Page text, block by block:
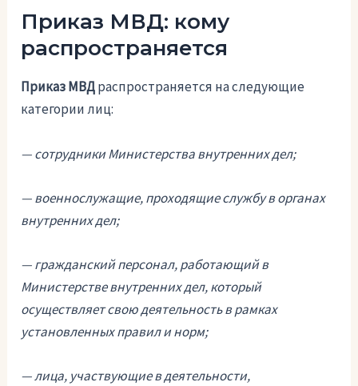
Приказ МВД: кому
распространяется
Приказ МВДраспространяется на следующие
категории лиц:
— сотрудники Министерства внутренних дел;
— военнослужащие, проходящие службу в органах
внутренних дел;
— гражданский персонал, работающий в
Министерстве внутренних дел, который
осуществляет свою деятельность в рамках
установленных правил и норм;
— лица, участвующие в деятельности,